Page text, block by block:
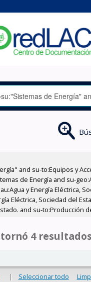
and su-to:Equipos y
de Energía and su-
y Energía Eléctrica,
Eléctrica, Sociedad del
and su-to:Producción
4
| Seleccionar todo